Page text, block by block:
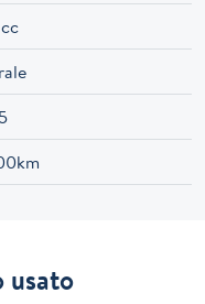
usato